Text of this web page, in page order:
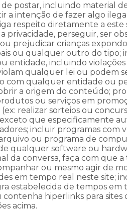
postar, incluindo material
a intenção de fazer algo
respeito diretamente a este
privacidade, perseguir, ser
prejudicar crianças
ou qualquer outro do
entidade, incluindo
qualquer lei ou podem
com qualquer entidade ou
a origem do conteúdo;
ou serviços em
realizar sorteios ou
que especificamente
incluir programas com
ou programa de
qualquer software ou
da conversa, faça com que a
ou mesmo agir de
em tempo real neste site;
estabelecida de tempos em
contenha hiperlinks para
acima.